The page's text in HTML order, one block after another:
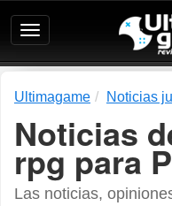
Ultimagame:
Revista
de
Ultimagame Noticias
Noticias
rpg para
Las noticias,